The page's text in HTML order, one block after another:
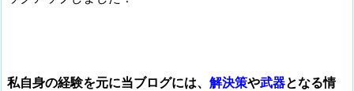
私自身の経験を元に当ブログには、 解決策や武器となる情